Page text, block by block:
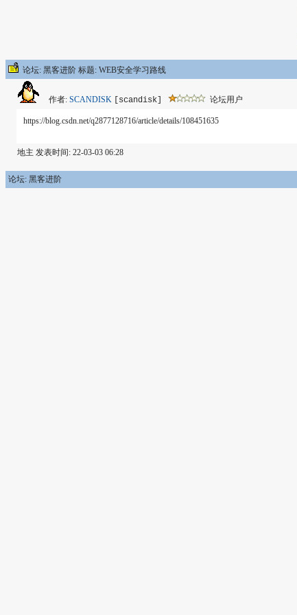
论坛: 黑客进阶 标题: WEB安全学习路线
作者: SCANDISK [scandisk] 论坛用户
https://blog.csdn.net/q2877128716/article/details/108451635
地主 发表时间: 22-03-03 06:28
论坛: 黑客进阶